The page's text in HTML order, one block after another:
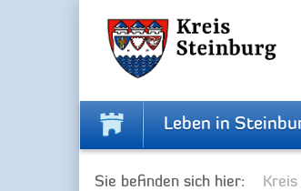
Leben in
Sie befinden sich hier: